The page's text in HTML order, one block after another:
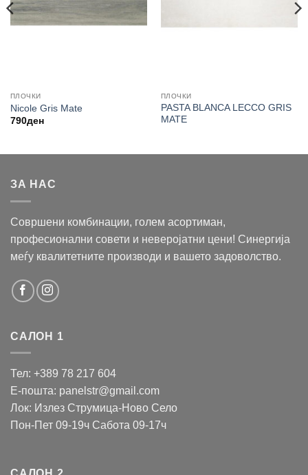
ПЛОЧКИ
Nicole Gris Mate
790ден
ПЛОЧКИ
PASTA BLANCA LECCO GRIS
MATE
ЗА НАС
Совршени комбинации, голем асортиман,
професионални совети и неверојатни цени! Синергија
меѓу квалитетните производи и вашето задоволство.
САЛОН 1
Тел: +389 78 217 604
Е-пошта: panelstr@gmail.com
Лок: Излез Струмица-Ново Село
Пон-Пет 09-19ч Сабота 09-17ч